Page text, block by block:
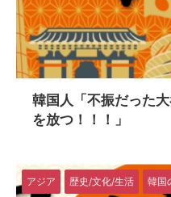
韓国人「不振だった
を放つ！！！」
アジア 歴史/文化/生活 韓国